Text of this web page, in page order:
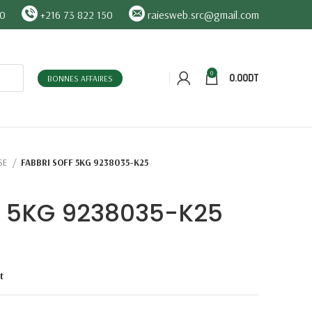
+216 73 822 150 raiesweb.src@gmail.com
BONNES AFFAIRES
0 0.00DT
FABBRI SOFF 5KG 9238035-K25
5KG 9238035-K25